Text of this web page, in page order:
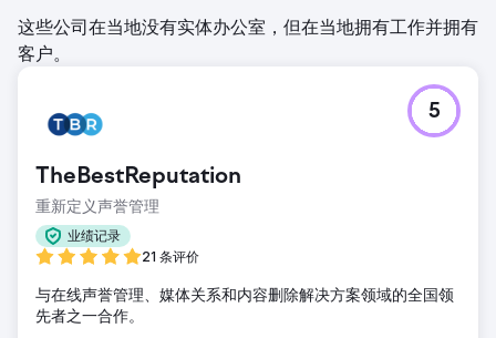
这些公司在当地没有实体办公室，但在当地拥有工作并拥有
客户。
TheBestReputation
重新定义声誉管理
业绩记录
21 条评价
5
与在线声誉管理、媒体关系和内容删除解决方案领域的全国领
先者之一合作。